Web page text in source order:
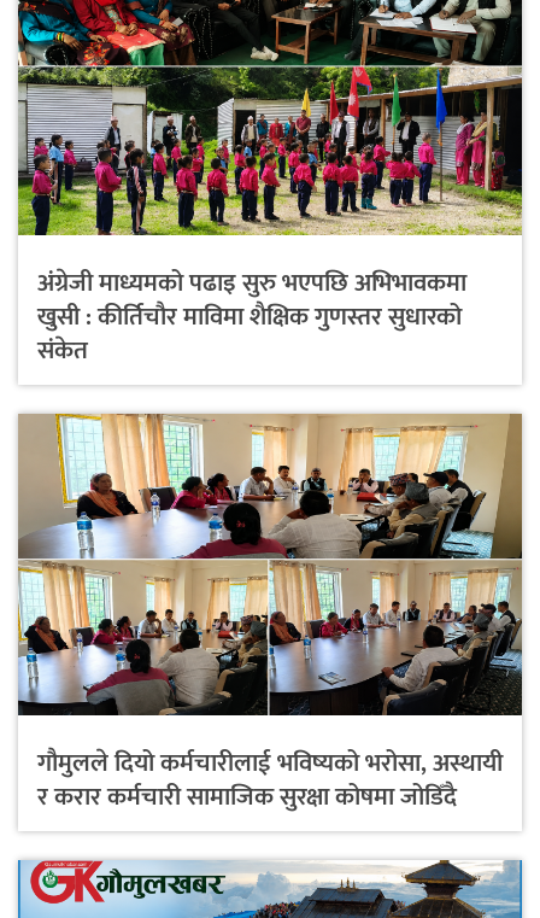
अंग्रेजी माध्यमको पढाइ सुरु भएपछि अभिभावकमा
खुसी : कीर्तिचौर माविमा शैक्षिक गुणस्तर सुधारको
संकेत
गौमुलले दियो कर्मचारीलाई भविष्यको भरोसा, अस्थायी
र करार कर्मचारी सामाजिक सुरक्षा कोषमा जोडिँदै